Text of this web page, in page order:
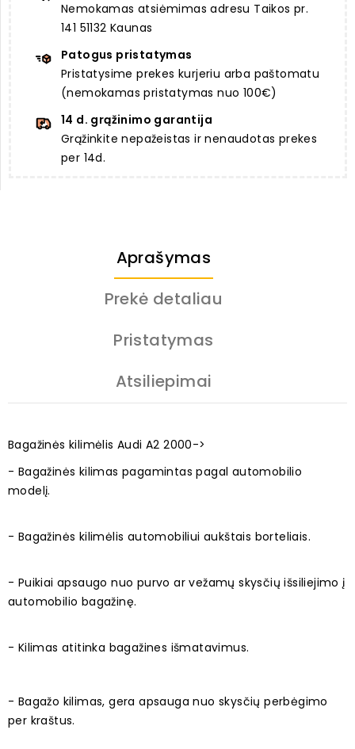
Nemokamas atsiėmimas adresu Taikos pr.
141 51132 Kaunas
Patogus pristatymas
Pristatysime prekes kurjeriu arba paštomatu
(nemokamas pristatymas nuo 100€)
14 d. grąžinimo garantija
Grąžinkite nepažeistas ir nenaudotas prekes
per 14d.
Aprašymas
Prekė detaliau
Pristatymas
Atsiliepimai
Bagažinės kilimėlis Audi A2 2000->
- Bagažinės kilimas pagamintas pagal automobilio
modelį.
- Bagažinės kilimėlis automobiliui aukštais borteliais.
- Puikiai apsaugo nuo purvo ar vežamų skysčių išsiliejimo į
automobilio bagažinę.
- Kilimas atitinka bagažines išmatavimus.
- Bagažo kilimas, gera apsauga nuo skysčių perbėgimo
per kraštus.